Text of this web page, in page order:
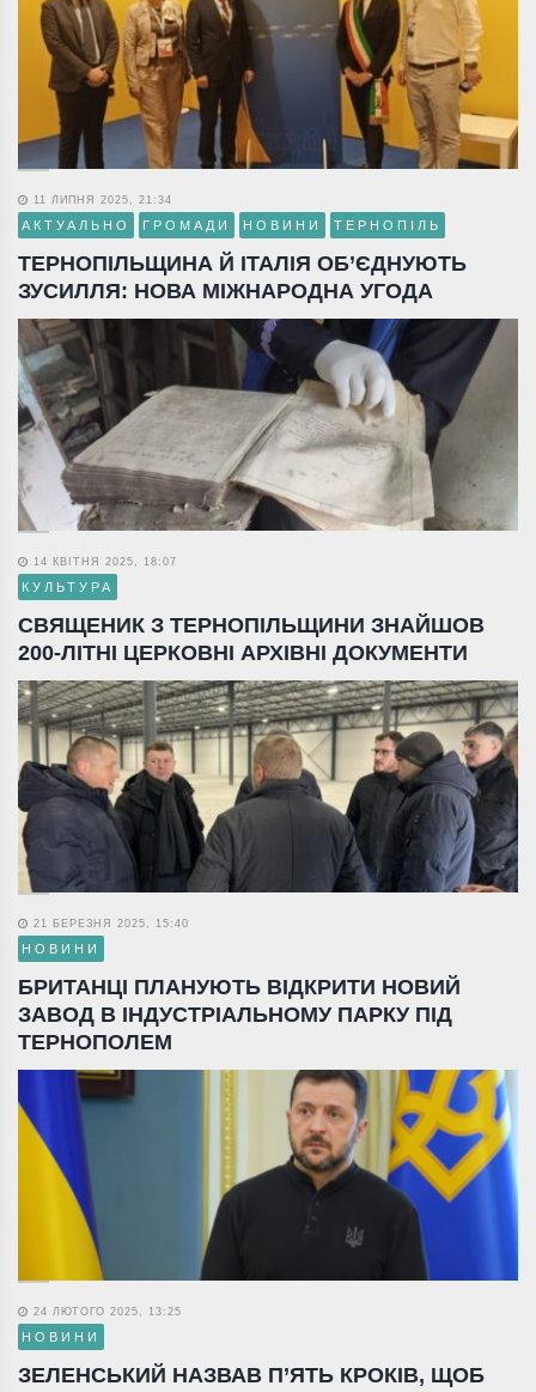
11 ЛИПНЯ 2025, 21:34
АКТУАЛЬНО ГРОМАДИ НОВИНИ ТЕРНОПІЛЬ
ТЕРНОПІЛЬЩИНА Й ІТАЛІЯ ОБ’ЄДНУЮТЬ
ЗУСИЛЛЯ: НОВА МІЖНАРОДНА УГОДА
14 КВІТНЯ 2025, 18:07
КУЛЬТУРА
СВЯЩЕНИК З ТЕРНОПІЛЬЩИНИ ЗНАЙШОВ
200-ЛІТНІ ЦЕРКОВНІ АРХІВНІ ДОКУМЕНТИ
21 БЕРЕЗНЯ 2025, 15:40
НОВИНИ
БРИТАНЦІ ПЛАНУЮТЬ ВІДКРИТИ НОВИЙ
ЗАВОД В ІНДУСТРІАЛЬНОМУ ПАРКУ ПІД
ТЕРНОПОЛЕМ
24 ЛЮТОГО 2025, 13:25
НОВИНИ
ЗЕЛЕНСЬКИЙ НАЗВАВ П’ЯТЬ КРОКІВ, ЩОБ